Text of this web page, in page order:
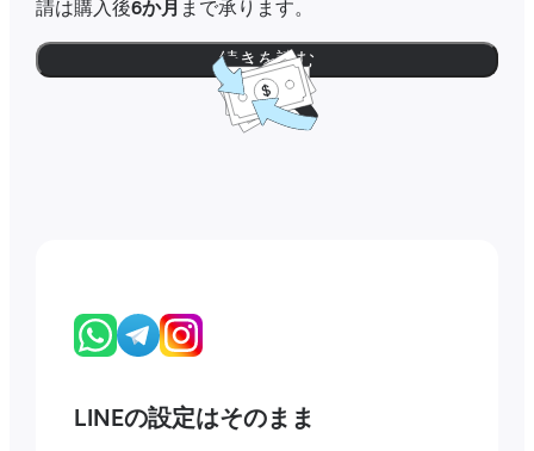
請は購入後6か月 まで承ります。
続きを読む
LINEの設定はそのまま